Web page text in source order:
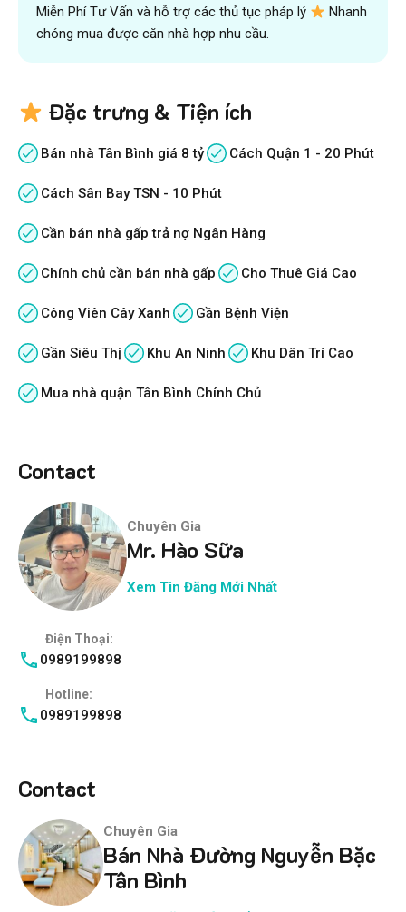
Miễn Phí Tư Vấn và hỗ trợ các thủ tục pháp lý
Nhanh
chóng mua được căn nhà hợp nhu cầu.
Đặc trưng & Tiện ích
Bán nhà Tân Bình giá 8 tỷ Cách Quận 1 - 20 Phút
Cách Sân Bay TSN - 10 Phút
Cần bán nhà gấp trả nợ Ngân Hàng
Chính chủ cần bán nhà gấp Cho Thuê Giá Cao
Công Viên Cây Xanh Gần Bệnh Viện
Gần Siêu Thị Khu An Ninh Khu Dân Trí Cao
Mua nhà quận Tân Bình Chính Chủ
Contact
Chuyên Gia
Mr. Hào Sữa
Xem Tin Đăng Mới Nhất
Điện Thoại:
0989199898
Hotline:
0989199898
Contact
Chuyên Gia
Bán Nhà Đường Nguyễn Bặc
Tân Bình